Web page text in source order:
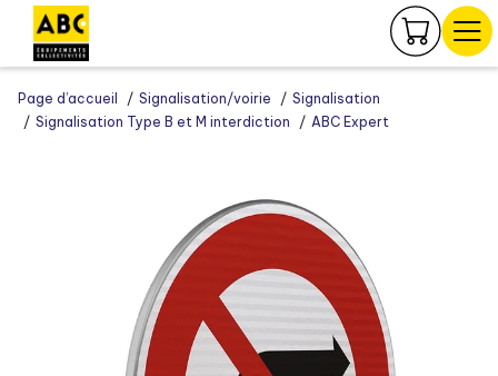
Page d’accueil Signalisation/voirie
Signalisation
Signalisation Type B et M interdiction
ABC Expert
Panneau de gestion des cookies